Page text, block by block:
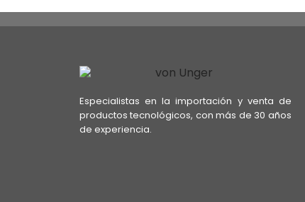
Especialistas en la importación y venta de
productos tecnológicos, con más de 30 años
de experiencia.